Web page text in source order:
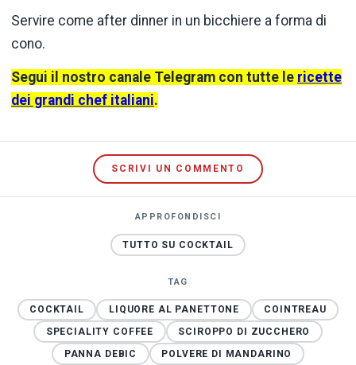
Servire come after dinner in un bicchiere a forma di
cono.
Segui il nostro canale Telegram con tutte le ricette
dei grandi chef italiani.
SCRIVI UN COMMENTO
APPROFONDISCI
TUTTO SU COCKTAIL
TAG
COCKTAIL LIQUORE AL PANETTONE
COINTREAU
SPECIALITY COFFEE
SCIROPPO DI ZUCCHERO
PANNA DEBIC
POLVERE DI MANDARINO